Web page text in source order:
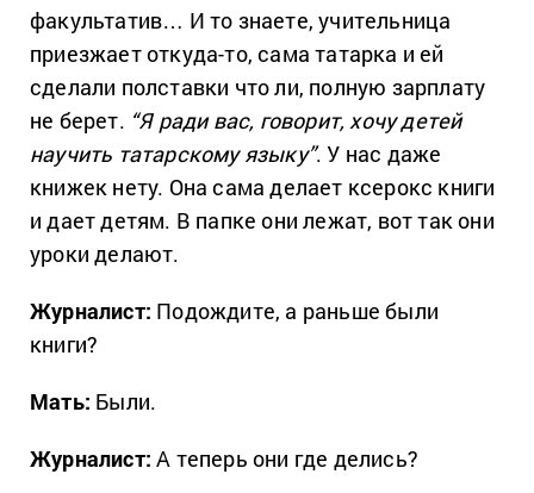
факультатив… И то знаете, учительница
приезжает откуда-то, сама татарка и ей
сделали полставки что ли, полную зарплату
не берет. “Я ради вас, говорит, хочу детей
научить татарскому языку”. У нас даже
книжек нету. Она сама делает ксерокс книги
и дает детям. В папке они лежат, вот так они
уроки делают.
Журналист: Подождите, а раньше были
книги?
Мать: Были.
Журналист: А теперь они где делись?